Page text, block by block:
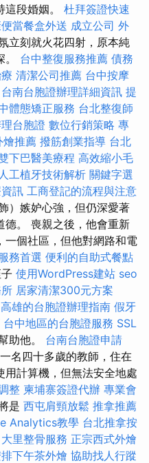
段婚姻。 杜拜簽證快速
當餐盒外送 成立公司 外
立刻就火花四射，原本純
台中整復服務推薦 債務
清潔公司推薦 台中按摩
台南台胞證辦理詳細資訊 提
體態矯正服務 台北整復師
台胞證 數位行銷策略 專
燴推薦 撥筋創業指導 台北
下巴醫美療程 高效縮小毛
人工植牙技術解析 關鍵字選
訊 工商登記的流程與注意
）嫉妒心強，但仍深愛著
德。 喪親之後，他會重新
一個社區，但他對網路和電
務首選 便利的自助式餐點
使用WordPress建站 seo
居家清潔300元方案
高雄的台胞證辦理指南 假牙
台中地區的台胞證服務 SSL
助他。 台南台胞證申請
名四十多歲的教師，住在
計算機，但無法安全地處
整 柬埔寨簽證代辦 專業會
是 西屯肩頸放鬆 推拿推薦
Analytics教學 台北推拿按
大里整骨服務 正宗西式外燴
下午茶外燴 協助找人行蹤